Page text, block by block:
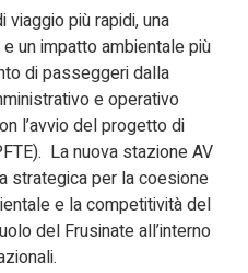
più rapidi, una
un impatto ambientale più
di passeggeri dalla
e operativo
l’avvio del progetto di
La nuova stazione AV
strategica per la coesione
e la competitività del
del Frusinate all’interno